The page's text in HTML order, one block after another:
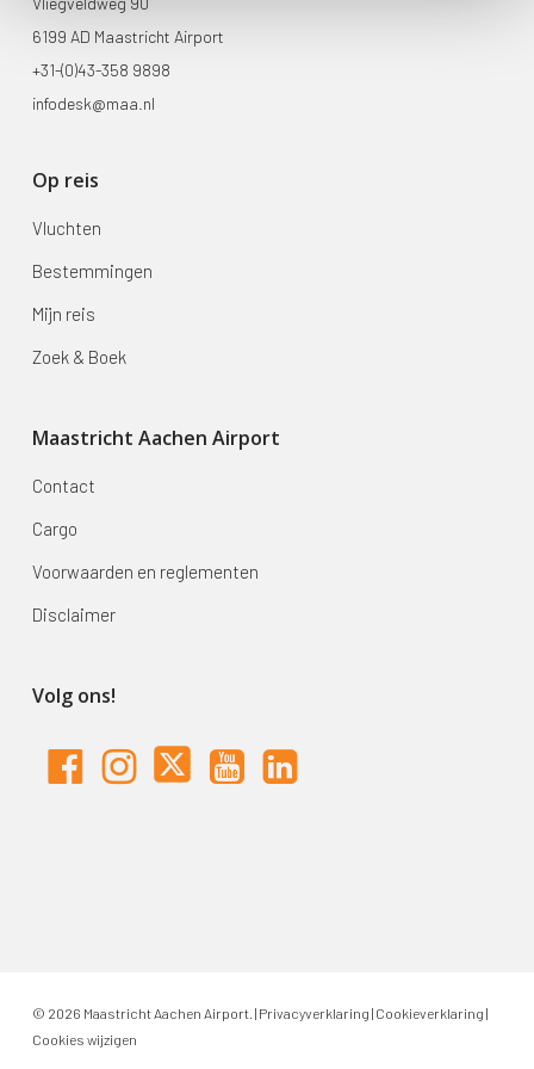
6199 AD Maastricht Airport
+31-(0)43-358 9898
infodesk@maa.nl
Op reis
Vluchten
Bestemmingen
Mijn reis
Zoek & Boek
Maastricht Aachen Airport
Contact
Cargo
Voorwaarden en reglementen
Disclaimer
Volg ons!
© 2026 Maastricht Aachen Airport. |Privacyverklaring | Cookieverklaring |
Cookies wijzigen